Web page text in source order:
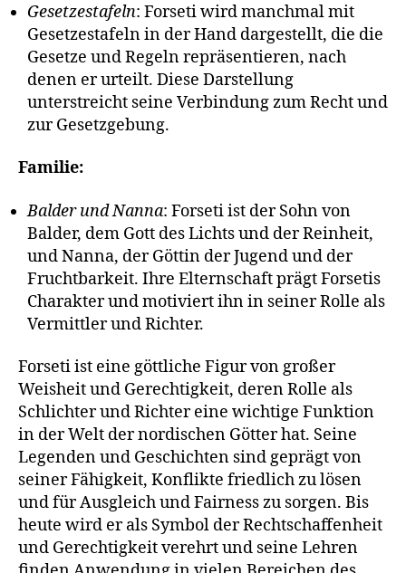
Gesetzestafeln: Forseti wird manchmal mit
Gesetzestafeln in der Hand dargestellt, die die
Gesetze und Regeln repräsentieren, nach
denen er urteilt. Diese Darstellung
unterstreicht seine Verbindung zum Recht und
zur Gesetzgebung.
Familie:
Balder und Nanna: Forseti ist der Sohn von
Balder, dem Gott des Lichts und der Reinheit,
und Nanna, der Göttin der Jugend und der
Fruchtbarkeit. Ihre Elternschaft prägt Forsetis
Charakter und motiviert ihn in seiner Rolle als
Vermittler und Richter.
Forseti ist eine göttliche Figur von großer
Weisheit und Gerechtigkeit, deren Rolle als
Schlichter und Richter eine wichtige Funktion
in der Welt der nordischen Götter hat. Seine
Legenden und Geschichten sind geprägt von
seiner Fähigkeit, Konflikte friedlich zu lösen
und für Ausgleich und Fairness zu sorgen. Bis
heute wird er als Symbol der Rechtschaffenheit
und Gerechtigkeit verehrt und seine Lehren